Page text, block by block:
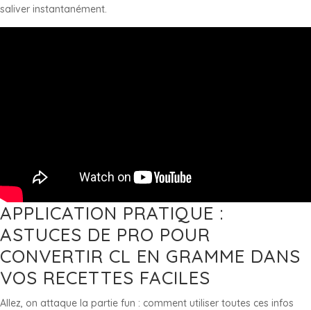
saliver instantanément.
APPLICATION PRATIQUE :
ASTUCES DE PRO POUR
CONVERTIR CL EN GRAMME DANS
VOS RECETTES FACILES
Allez, on attaque la partie fun : comment utiliser toutes ces infos